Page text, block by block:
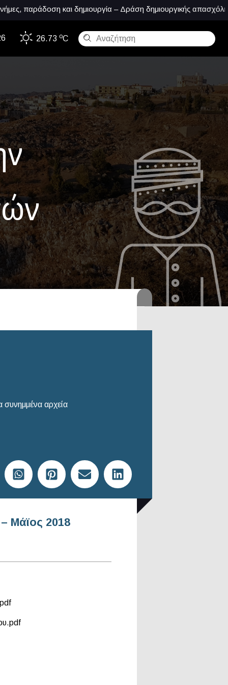
δημιουργία – Δράση δημιουργικής απασχόλησης
26.73 oC
αρχεία
Μάϊος 2018